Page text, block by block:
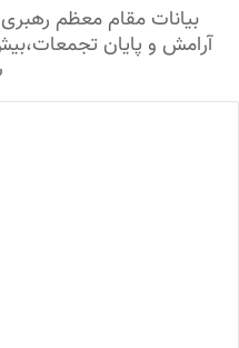
بیانات مقام معظم